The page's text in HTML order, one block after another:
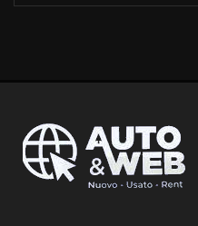
212.400 Km • Cambio Manuale
Porte • ABS • Airbag • Airbag
testa • Alzacristalli elettrici •
Navigatore satellitare •